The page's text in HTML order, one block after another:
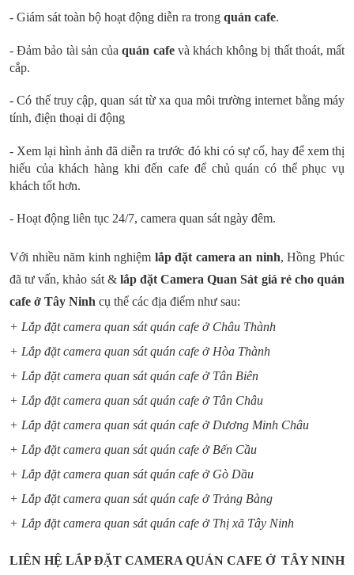
- Giám sát toàn bộ hoạt động diễn ra trong quán cafe.
- Đảm bảo tài sản củaquán cafevà khách không bị thất thoát, mất
cắp.
- Có thể truy cập, quan sát từ xa qua môi trường internet bằng máy
tính, điện thoại di động
- Xem lại hình ảnh đã diễn ra trước đó khi có sự cố, hay để xem thị
hiếu của khách hàng khi đến cafe để chủ quán có thể phục vụ
khách tốt hơn.
- Hoạt động liên tục 24/7, camera quan sát ngày đêm.
Với nhiều năm kinh nghiệm lắp đặt camera an ninh, Hồng Phúc
đã tư vấn, khảo sát & lắp đặt Camera Quan Sát giá rẻ cho quán
cafe ở Tây Ninh cụ thể các địa điểm như sau:
+ Lắp đặt camera quan sát quán cafe ở Châu Thành
+ Lắp đặt camera quan sát quán cafe ở Hòa Thành
+ Lắp đặt camera quan sát quán cafe ở Tân Biên
+ Lắp đặt camera quan sát quán cafe ở Tân Châu
+ Lắp đặt camera quan sát quán cafe ở Dương Minh Châu
+ Lắp đặt camera quan sát quán cafe ở Bến Cầu
+ Lắp đặt camera quan sát quán cafe ở Gò Dầu
+ Lắp đặt camera quan sát quán cafe ở Trảng Bàng
+ Lắp đặt camera quan sát quán cafe ở Thị xã Tây Ninh
LIÊN HỆ LẮP ĐẶT CAMERA QUÁN CAFE Ở TÂY NINH